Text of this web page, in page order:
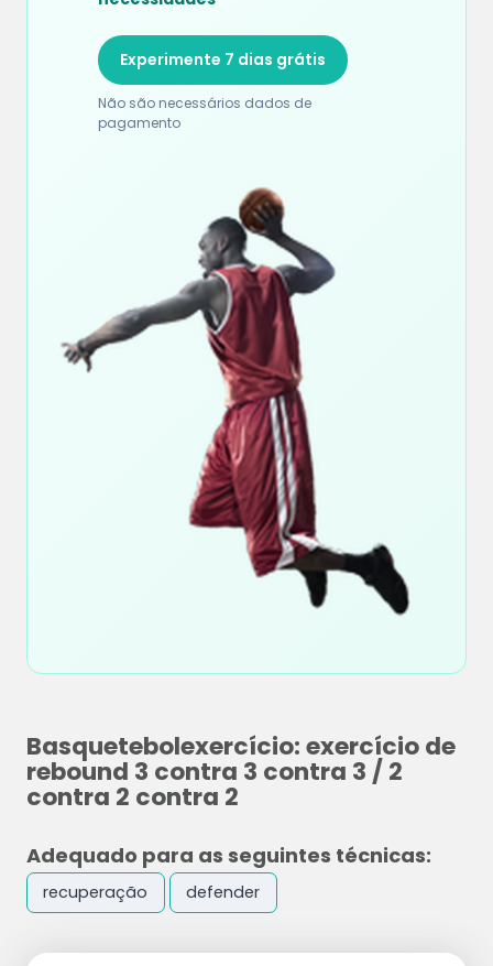
Experimente 7 dias grátis
Não são necessários dados de
pagamento
Basquetebolexercício: exercício de
rebound 3 contra 3 contra 3 / 2
contra 2 contra 2
Adequado para as seguintes técnicas:
recuperação defender